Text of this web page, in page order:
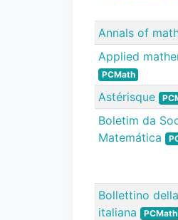
Annals of
Applied
PCMath
Astérisque
Boletim da
Matemática
Bollettino
italiana
PCMath